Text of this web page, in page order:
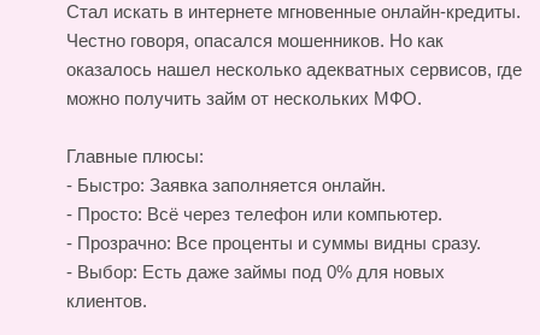
Стал искать в интернете мгновенные онлайн-кредиты.
Честно говоря, опасался мошенников. Но как
оказалось нашел несколько адекватных сервисов, где
можно получить займ от нескольких МФО.
Главные плюсы:
- Быстро: Заявка заполняется онлайн.
- Просто: Всё через телефон или компьютер.
- Прозрачно: Все проценты и суммы видны сразу.
- Выбор: Есть даже займы под 0% для новых
клиентов.